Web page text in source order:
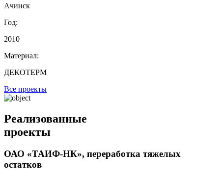
Ачинск
Год:
2010
Материал:
ДЕКОТЕРМ
Все проекты
Реализованные
проекты
ОАО «ТАИФ-НК», переработка тяжелых
остатков